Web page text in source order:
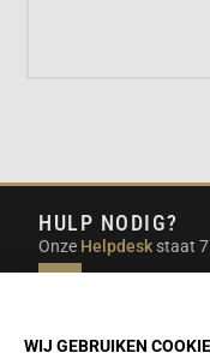
HULP NODIG?
Onze Helpdesk staat
beantwoorden.
WIJ GEBRUIKEN